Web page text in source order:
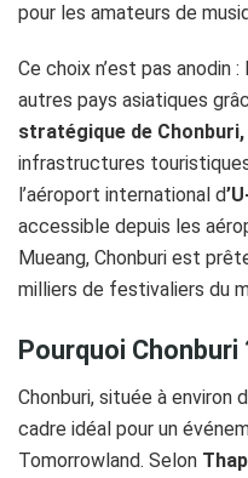
pour les amateurs de
Ce choix n’est pas anodin
autres pays asiatiques
stratégique de Chonburi,
infrastructures
l’aéroport international d
accessible depuis les
Mueang, Chonburi est
milliers de festivaliers du
Pourquoi Chonburi
Chonburi, située à environ
cadre idéal pour un
Tomorrowland. Selon